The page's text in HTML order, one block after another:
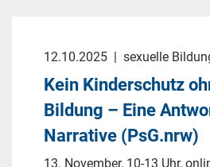
12.10.2025 | sexuelle
Kein Kinderschutz
Bildung – Eine
Narrative (PsG.nrw)
13. November, 10-13 Uhr,